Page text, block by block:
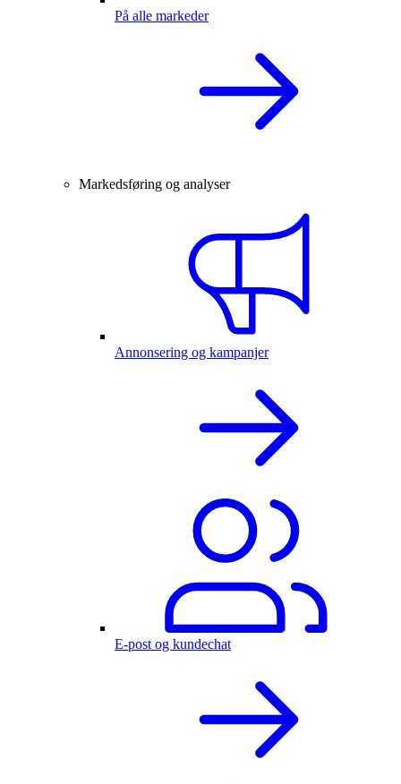
På alle markeder
Markedsføring og analyser
Annonsering og kampanjer
E-post og kundechat